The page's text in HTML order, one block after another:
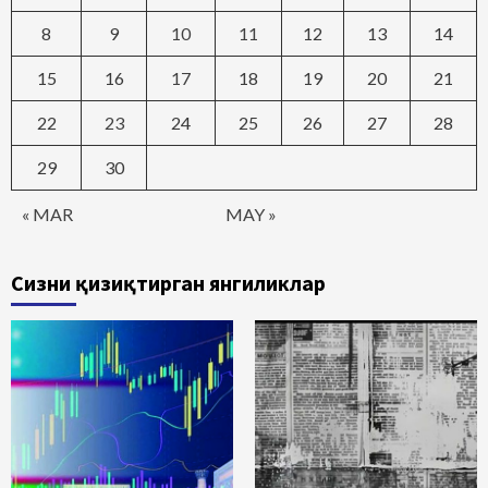
« MAR MAY »
8 9 10 11 12 13 14
15 16 17 18 19 20 21
22 23 24 25 26 27 28
29 30
Сизни қизиқтирган янгиликлар